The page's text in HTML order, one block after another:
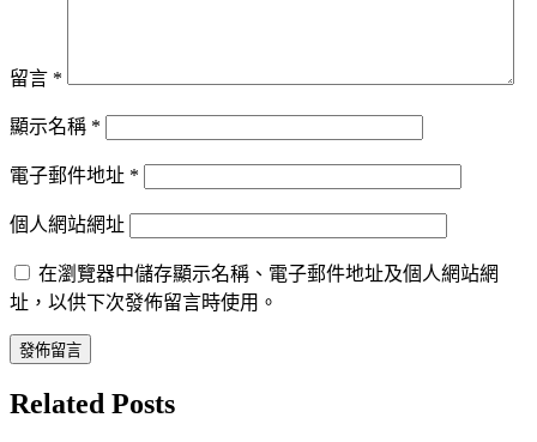
留言 *
顯示名稱 *
電子郵件地址 *
個人網站網址
在瀏覽器中儲存顯示名稱、電子郵件地址及個人網站網
址，以供下次發佈留言時使用。
Related Posts